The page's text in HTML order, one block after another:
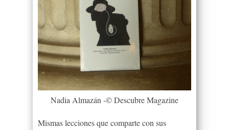
Nadia Almazán -© Descubre Magazine
Mismas lecciones que comparte con sus